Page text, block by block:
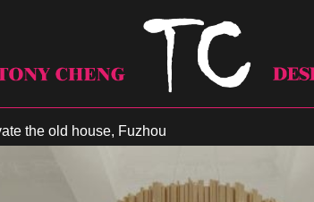
the old house, Fuzhou